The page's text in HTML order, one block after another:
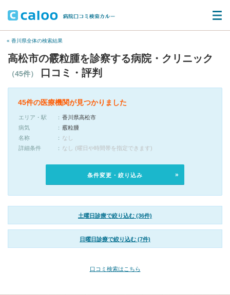
« 香川県全体の検索結果
高松市の霰粒腫を診察する病院・クリニック
（45件） 口コミ・評判
45件の医療機関が見つかりました
エリア・駅
香川県高松市
病気
霰粒腫
名称
なし
詳細条件
なし (曜日や時間帯を指定できます)
条件変更・絞り込み
土曜日診療で絞り込む (36件)
日曜日診療で絞り込む (7件)
口コミ検索はこちら